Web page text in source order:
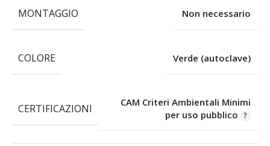
MONTAGGIO Non necessario
COLORE Verde (autoclave)
CERTIFICAZIONI
CAM Criteri Ambientali Minimi
per uso pubblico